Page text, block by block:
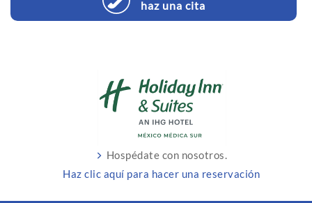
haz una cita
Hospédate con nosotros.
Haz clic aquí para hacer una reservación